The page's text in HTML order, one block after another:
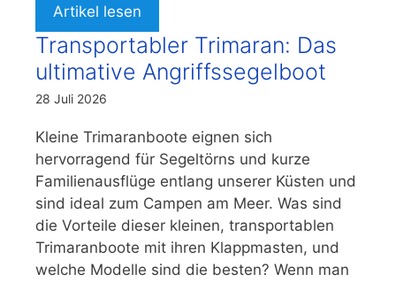
Artikel lesen
Transportabler Trimaran: Das
ultimative Angriffssegelboot
28 Juli 2026
Kleine Trimaranboote eignen sich
hervorragend für Segeltörns und kurze
Familienausflüge entlang unserer Küsten und
sind ideal zum Campen am Meer. Was sind
die Vorteile dieser kleinen, transportablen
Trimaranboote mit ihren Klappmasten, und
welche Modelle sind die besten? Wenn man